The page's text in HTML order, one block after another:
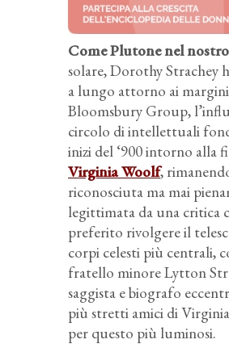
Come Plutone nel
solare, Dorothy Strachey
a lungo attorno ai
Bloomsbury Group,
circolo di intellettuali
inizi del ‘900 intorno alla
Virginia Woolf,
riconosciuta ma mai
legittimata da una critica
preferito rivolgere il
corpi celesti più centrali,
fratello minore Lytton
saggista e biografo
più stretti amici di
per questo più luminosi.